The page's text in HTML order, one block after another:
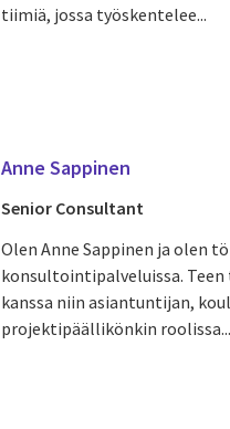
tiimiä, jossa työskentelee...
Anne Sappinen
Senior Consultant
Olen Anne Sappinen ja olen
konsultointipalveluissa.
kanssa niin asiantuntijan,
projektipäällikönkin roolissa...